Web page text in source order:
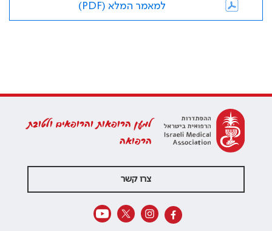
למאמר המלא (PDF)
למען הרופאות והרופאים ולטובת
הרפואה
צרו קשר